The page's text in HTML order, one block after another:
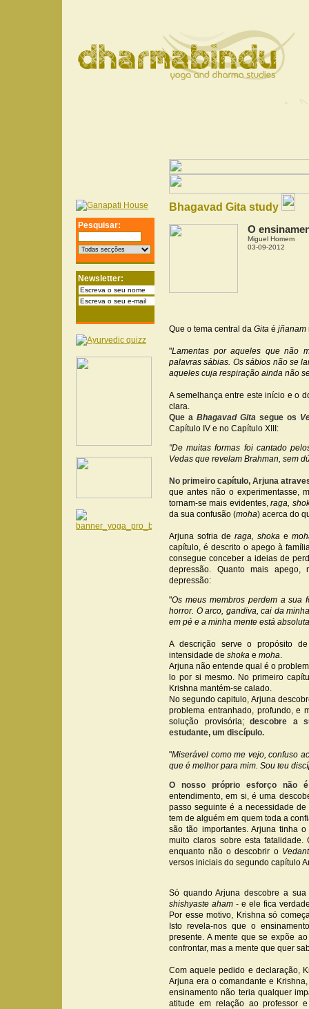
Pesquisar:
Newsletter:
Bhagavad Gita study
O
Miguel Homem
03-09-2012
Que o tema central da Gita é jñanam
"Lamentas por aqueles que não
palavras sábias. Os sábios não se
aqueles cuja respiração ainda não
A semelhança entre este início e o
clara.
Que a Bhagavad Gitasegue os
Capítulo IV e no Capítulo XIII:
"De muitas formas foi cantado
Vedas que revelam Brahman, sem
No primeiro capítulo, Arjuna
que antes não o experimentasse,
tornam-se mais evidentes,raga,
da sua confusão (moha) acerca do
Arjuna sofria deraga, shoka e
capítulo, é descrito o apego à
consegue conceber a ideias de
depressão. Quanto mais
depressão:
"Os meus membros perdem a sua
horror. O arco, gandiva, cai da
em pé e a minha mente está
A descrição serve o propósito
intensidade de shoka e moha.
Arjuna não entende qual é o
lo por si mesmo. No primeiro
Krishna mantém-se calado.
No segundo capitulo, Arjuna
problema entranhado, profundo, e
solução provisória;descobre a
estudante, um discípulo.
"Miserável como me vejo, confuso
que é melhor para mim. Sou teu
O nosso próprio esforço não
entendimento, em si, é uma
passo seguinte é a necessidade
tem de alguém em quem toda a
são tão importantes. Arjuna tinha
muito claros sobre esta
enquanto não o descobrir o
versos iniciais do segundo capítulo
Só quando Arjuna descobre a
shishyaste aham- e ele fica
Por esse motivo, Krishna só
Isto revela-nos que o
presente. A mente que se expõe
confrontar, mas a mente que quer
Com aquele pedido e declaração,
Arjuna era o comandante e
ensinamento não teria qualquer
atitude em relação ao professor